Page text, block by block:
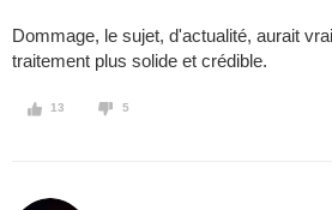
Dommage, le sujet, d'actualité, aurait
traitement plus solide et crédible.
13 5